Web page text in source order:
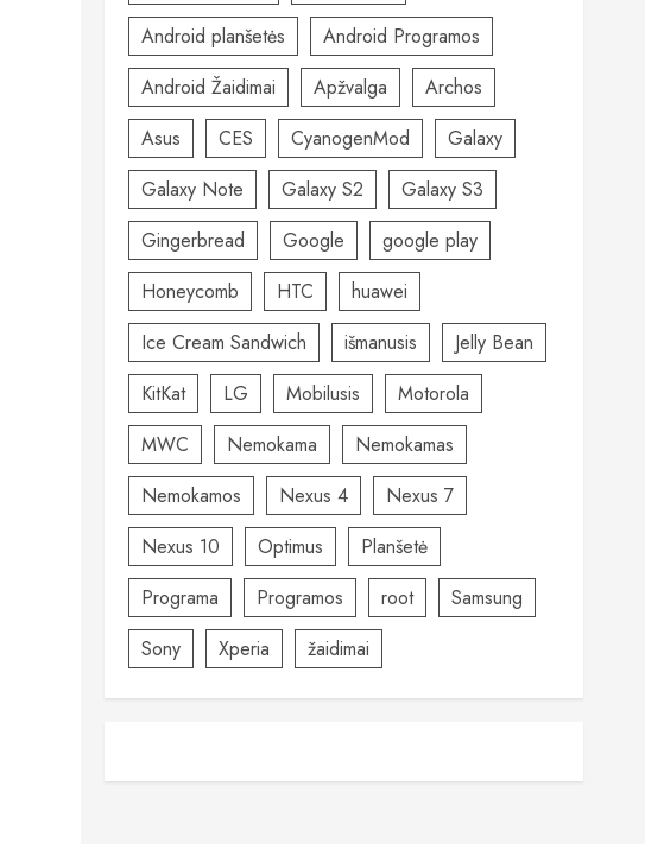
Android planšetės
Android Programos
Android Žaidimai
Apžvalga
Archos
Asus
CES CyanogenMod
Galaxy
Galaxy Note
Galaxy S2
Galaxy S3
Gingerbread
Google
google play
Honeycomb
HTC
huawei
Ice Cream Sandwich
išmanusis
Jelly Bean
KitKat
LG Mobilusis
Motorola
MWC
Nemokama
Nemokamas
Nemokamos
Nexus 4
Nexus 7
Nexus 10
Optimus
Planšetė
Programa
Programos root
Samsung
Sony
Xperia žaidimai